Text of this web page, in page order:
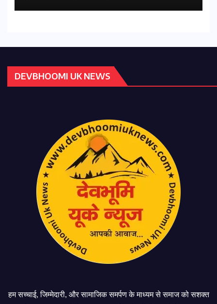
DEVBHOOMI UK NEWS
हम सच्चाई, जिम्मेदारी, और सामाजिक समर्पण के माध्यम से समाज को सशक्त